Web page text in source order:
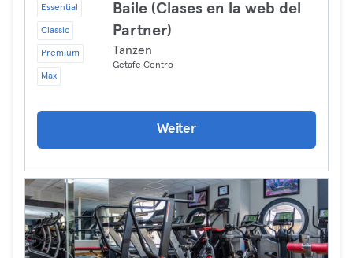
Essential
Classic
Premium
Max
Baile (Clases en la web del
Partner)
Tanzen
Getafe Centro
Weiter